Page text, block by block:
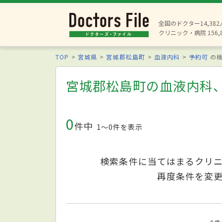
全国のドクター14,382
クリニック・病院
TOP 宮城県 宮城郡松島町 血液内科 予約可 の
宮城郡松島町の血液内科
0件中 1〜0件を表示
検索条件に当てはまるクリ
再度条件を変